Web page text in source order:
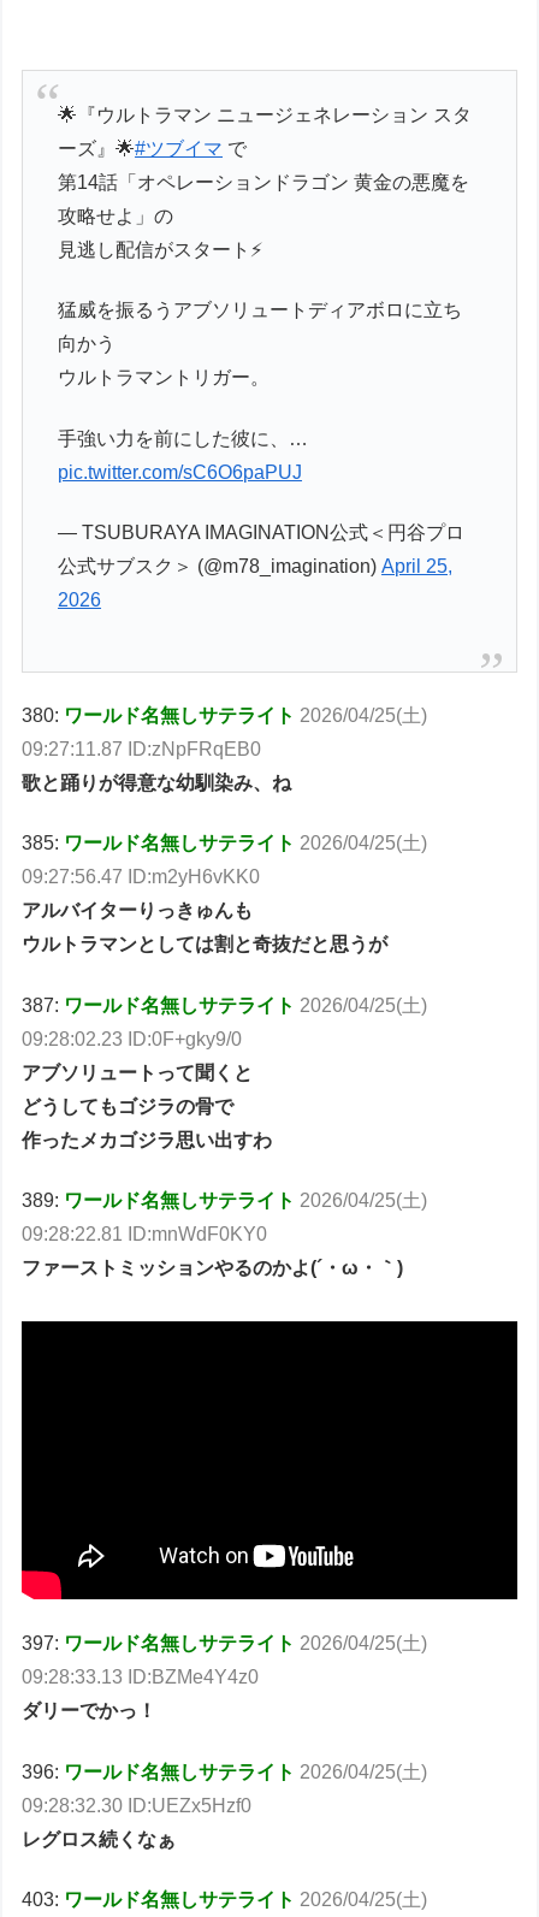
🌟『ウルトラマン ニュージェネレーション スタ
ーズ』🌟#ツブイマ で
第14話「オペレーションドラゴン 黄金の悪魔を
攻略せよ」の
見逃し配信がスタート⚡
猛威を振るうアブソリュートディアボロに立ち
向かう
ウルトラマントリガー。
手強い力を前にした彼に、…
pic.twitter.com/sC6O6paPUJ
— TSUBURAYA IMAGINATION公式＜円谷プロ
公式サブスク＞ (@m78_imagination)April 25,
2026
380: ワールド名無しサテライト 2026/04/25(土)
09:27:11.87 ID:zNpFRqEB0
歌と踊りが得意な幼馴染み、ね
385: ワールド名無しサテライト 2026/04/25(土)
09:27:56.47 ID:m2yH6vKK0
アルバイターりっきゅんも
ウルトラマンとしては割と奇抜だと思うが
387: ワールド名無しサテライト 2026/04/25(土)
09:28:02.23 ID:0F+gky9/0
アブソリュートって聞くと
どうしてもゴジラの骨で
作ったメカゴジラ思い出すわ
389: ワールド名無しサテライト 2026/04/25(土)
09:28:22.81 ID:mnWdF0KY0
ファーストミッションやるのかよ(´・ω・｀)
397: ワールド名無しサテライト 2026/04/25(土)
09:28:33.13 ID:BZMe4Y4z0
ダリーでかっ！
396: ワールド名無しサテライト 2026/04/25(土)
09:28:32.30 ID:UEZx5Hzf0
レグロス続くなぁ
403: ワールド名無しサテライト 2026/04/25(土)